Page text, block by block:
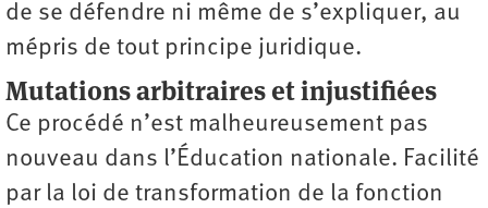
de se défendre ni même de s’expliquer, au
mépris de tout principe juridique.
Mutations arbitraires et injustifiées
Ce procédé n’est malheureusement pas
nouveau dans l’Éducation nationale. Facilité
par la loi de transformation de la fonction